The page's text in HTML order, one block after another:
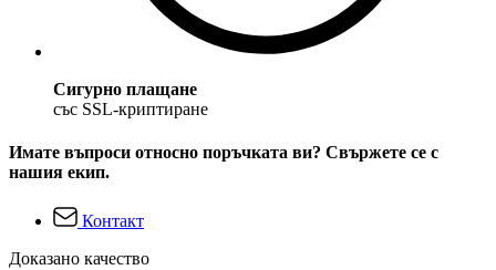
Сигурно плащане
със SSL-криптиране
Имате въпроси относно поръчката ви? Свържете се с
нашия екип.
Контакт
Доказано качество